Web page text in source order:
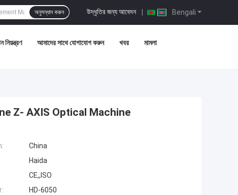
Bengali
উদ্ধৃতির জন্য আবেদন |
অনুসন্ধান করুন
নিয়ন্ত্রণ আমাদের সাথে যোগাযোগ করুন খবর মামলা
Z- AXIS Optical Machine
China
Haida
CE,,ISO
HD-6050